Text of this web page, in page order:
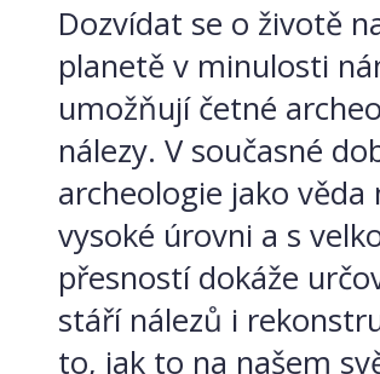
Dozvídat se o životě
planetě v minulosti
umožňují četné
nálezy. V současné
archeologie jako věda
vysoké úrovni a s
přesností dokáže
stáří nálezů i
to, jak to na našem